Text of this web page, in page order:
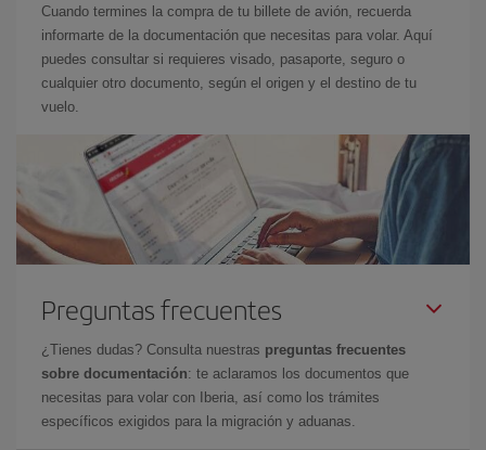
Cuando termines la compra de tu billete de avión, recuerda
informarte de la documentación que necesitas para volar. Aquí
puedes consultar si requieres visado, pasaporte, seguro o
cualquier otro documento, según el origen y el destino de tu
vuelo.
Preguntas frecuentes
¿Tienes dudas? Consulta nuestras preguntas frecuentes
sobre documentación: te aclaramos los documentos que
necesitas para volar con Iberia, así como los trámites
específicos exigidos para la migración y aduanas.